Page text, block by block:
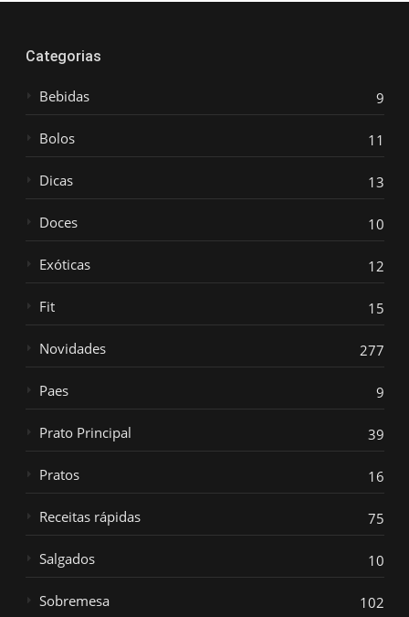
Categorias
Bebidas 9
Bolos 11
Dicas 13
Doces 10
Exóticas 12
Fit 15
Novidades 277
Paes 9
Prato Principal 39
Pratos 16
Receitas rápidas 75
Salgados 10
Sobremesa 102